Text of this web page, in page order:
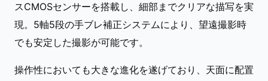
スCMOSセンサーを搭載し、細部までクリアな描写を実
現。5軸5段の手ブレ補正システムにより、望遠撮影時
でも安定した撮影が可能です。
操作性においても大きな進化を遂げており、天面に配置